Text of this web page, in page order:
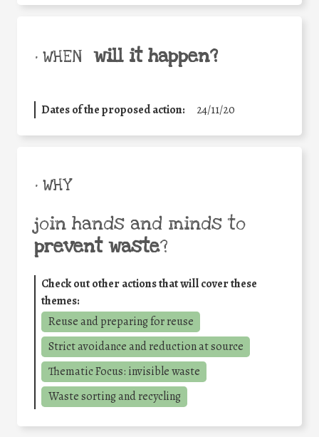
• WHEN will it happen?
Dates of the proposed action: 24/11/20
• WHY
join hands and minds to
prevent waste?
Check out other actions that will cover these
themes:
Reuse and preparing for reuse
Strict avoidance and reduction at source
Thematic Focus: invisible waste
Waste sorting and recycling